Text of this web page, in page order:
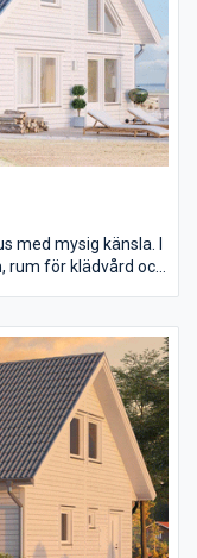
med mysig känsla. I
för klädvård och
är öppet
mindre sovrum,
också ett mysigt